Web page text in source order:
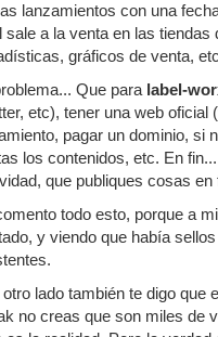
lanzamientos con una
sale a la venta en las
gráficos de venta,
Que para label-
etc), tener una web
pagar un dominio, si
los contenidos, etc. En
que publiques cosas
todo esto, porque a
y viendo que había
otro lado también te digo
no creas que son miles de